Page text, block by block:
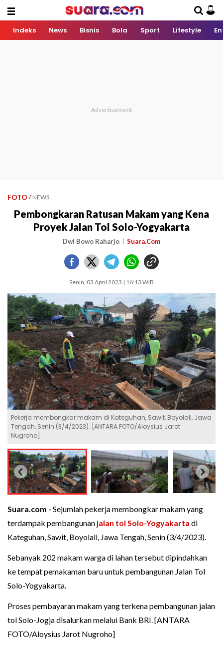
Indeks News Bisnis Bola Sport Lifestyle
FOTO / NEWS
Pembongkaran Ratusan Makam yang Kena
Proyek Jalan Tol Solo-Yogyakarta
Dwi Bowo Raharjo Suara.Com
Senin, 03 April 2023 | 16:13 WIB
Pekerja membongkar makam di Kateguhan, Sawit, Boyolali, Jawa
Tengah, Senin (3/4/2023). [ANTARA FOTO/Aloysius Jarot
Nugroho].
Suara.com - Sejumlah pekerja membongkar makam yang
terdampak pembangunan jalan tol Solo-Yogyakarta di
Kateguhan, Sawit, Boyolali, Jawa Tengah, Senin (3/4/2023).
Sebanyak 202 makam warga di lahan tersebut dipindahkan
ke tempat pemakaman baru untuk pembangunan Jalan Tol
Solo-Yogyakarta.
Proses pembayaran makam yang terkena pembangunan jalan
tol Solo-Jogja disalurkan melalui Bank BRI. [ANTARA
FOTO/Aloysius Jarot Nugroho]